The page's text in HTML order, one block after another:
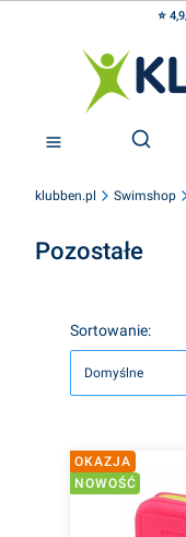
⭐
Otwórz
klubben.pl Swimshop
Pozostałe
Lista
Sortowanie:
Domyślne
OKAZJA
NOWOŚĆ